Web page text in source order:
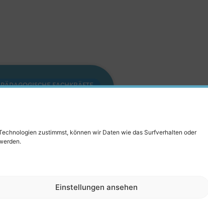
zustimmst, können wir Daten wie das Surfverhalten oder
Einstellungen ansehen
PÄDAGOGISCHE FACHKRÄFTE
Kita